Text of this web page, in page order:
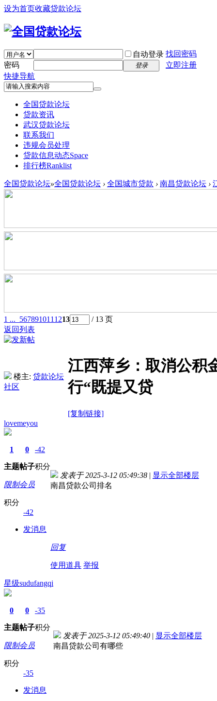
设为首页收藏贷款论坛
自动登录 找回密码
密码
登录
立即注册
快捷导航
全国贷款论坛
贷款资讯
武汉贷款论坛
联系我们
违规会员处理
贷款信息动态Space
排行榜Ranklist
全国贷款论坛»全国贷款论坛 › 全国城市贷款 › 南昌贷款论坛 ›
1 ... 567891011 1213
/ 13 页
返回列表
楼主: 贷款论坛
社区
江西萍乡：取消公积
行“既提又贷
[复制链接]
lovemeyou
1
主题
0
帖子
-42
积分
限制会员
积分
-42
发消息
发表于 2025-3-12 05:49:38 | 显示全部楼层
南昌贷款公司排名
回复
使用道具 举报
星级sudufangqi
0
主题
0
帖子
-35
积分
限制会员
积分
-35
发消息
发表于 2025-3-12 05:49:40 | 显示全部楼层
南昌贷款公司有哪些